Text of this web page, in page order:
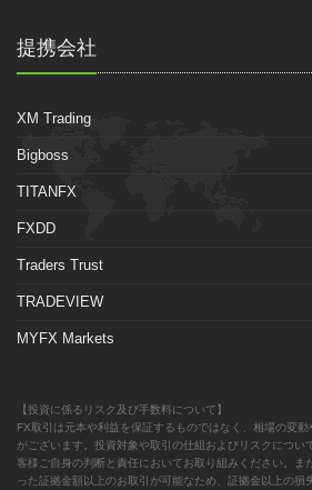
提携会社
XM Trading
Bigboss
TITANFX
FXDD
Traders Trust
TRADEVIEW
MYFX Markets
【投資に係るリスク及び手数料について】
FX取引は元本や利益を保証するものではなく、相場の変
がございます。投資対象や取引の仕組およびリスクについ
客様ご自身の判断と責任においてお取り組みください。ま
った証拠金額以上のお取引が可能なため、証拠金以上の損